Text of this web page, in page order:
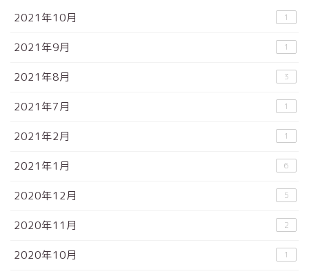
2021年10月 1
2021年9月 1
2021年8月 3
2021年7月 1
2021年2月 1
2021年1月 6
2020年12月 5
2020年11月 2
2020年10月 1